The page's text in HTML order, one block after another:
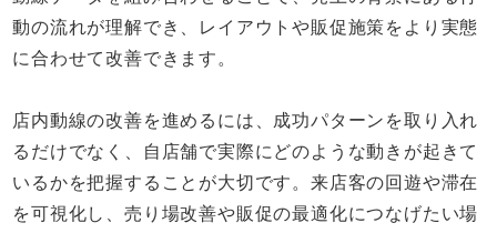
動の流れが理解でき、レイアウトや販促施策をより実態
に合わせて改善できます。
店内動線の改善を進めるには、成功パターンを取り入れ
るだけでなく、自店舗で実際にどのような動きが起きて
いるかを把握することが大切です。来店客の回遊や滞在
を可視化し、売り場改善や販促の最適化につなげたい場